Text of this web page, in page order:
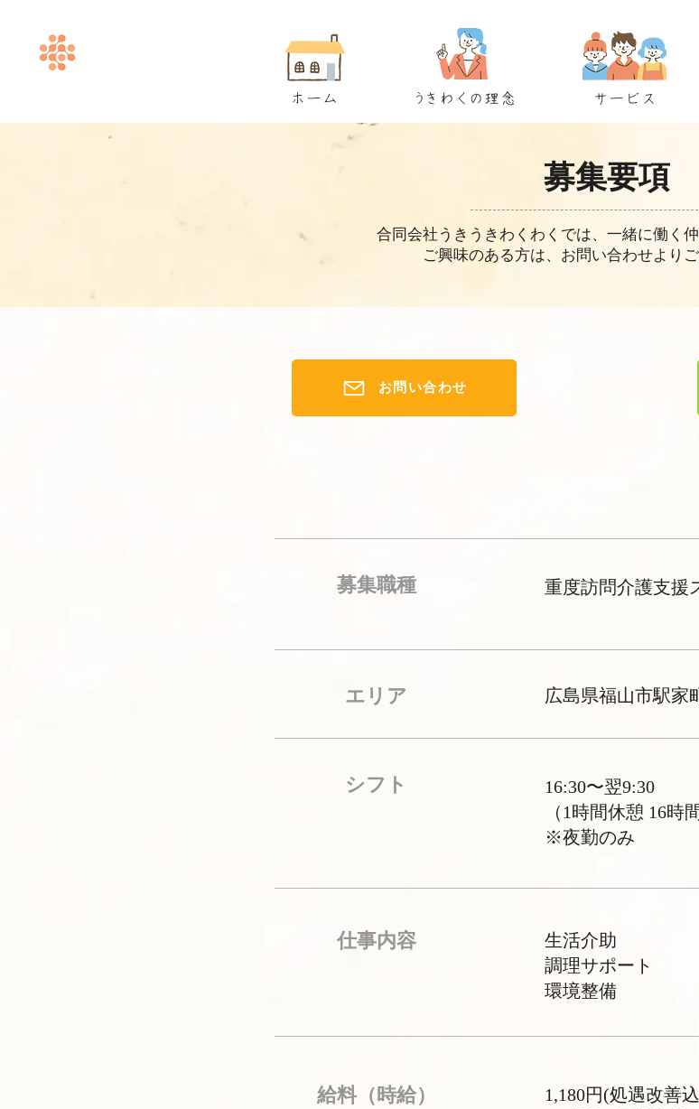
ホーム うきわくの理念 サービス
募集要項
合同会社うきうきわくわくでは、一緒に働く
ご興味のある方は、お問い合わせより
お問い合わせ
募集職種 重度訪問介護支援
​シフト
16:30〜翌9:30
（1時間休憩 16時
※夜勤のみ
​エリア 広島県福山市駅家
仕事内容
生活介助
調理サポート
環境整備
給料（時給）
1,180円(処遇改善